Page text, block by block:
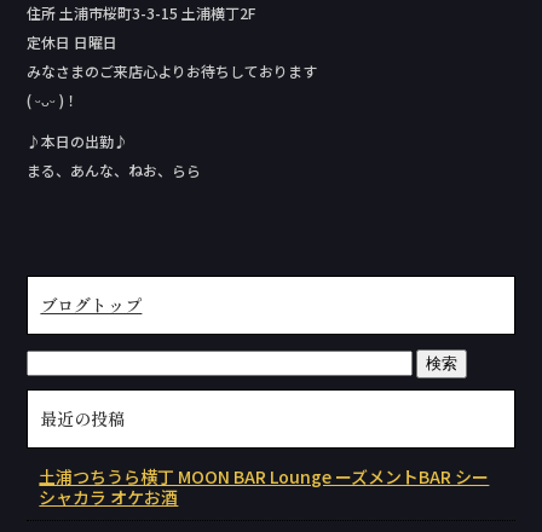
住所 土浦市桜町3-3-15 土浦横丁2F
定休日 日曜日
みなさまのご来店心よりお待ちしております
( ᵕᴗᵕ )！
♪本日の出勤♪
まる、あんな、ねお、らら
ブログトップ
最近の投稿
土浦つちうら横丁 MOON BAR Lounge ーズメントBAR シー
シャカラ オケお酒